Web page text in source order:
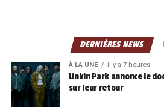
DERNIÈRES NEWS
À LA UNE il y a 7 heures
Linkin Park annonce le
sur leur retour